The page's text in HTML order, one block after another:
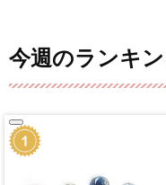
今週のランキ